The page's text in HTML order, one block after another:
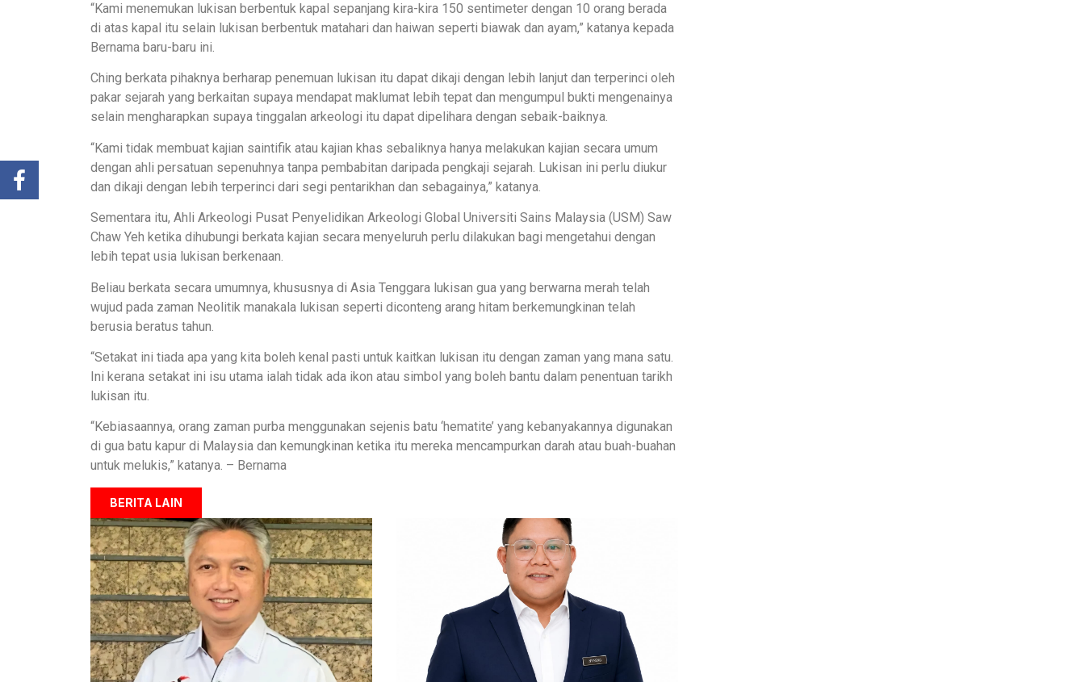
“Kami menemukan lukisan berbentuk kapal sepanjang kira-kira 150 sentimeter dengan 10 orang berada
di atas kapal itu selain lukisan berbentuk matahari dan haiwan seperti biawak dan ayam,” katanya kepada
Bernama baru-baru ini.
Ching berkata pihaknya berharap penemuan lukisan itu dapat dikaji dengan lebih lanjut dan terperinci oleh
pakar sejarah yang berkaitan supaya mendapat maklumat lebih tepat dan mengumpul bukti mengenainya
selain mengharapkan supaya tinggalan arkeologi itu dapat dipelihara dengan sebaik-baiknya.
“Kami tidak membuat kajian saintifik atau kajian khas sebaliknya hanya melakukan kajian secara umum
dengan ahli persatuan sepenuhnya tanpa pembabitan daripada pengkaji sejarah. Lukisan ini perlu diukur
dan dikaji dengan lebih terperinci dari segi pentarikhan dan sebagainya,” katanya.
Sementara itu, Ahli Arkeologi Pusat Penyelidikan Arkeologi Global Universiti Sains Malaysia (USM) Saw
Chaw Yeh ketika dihubungi berkata kajian secara menyeluruh perlu dilakukan bagi mengetahui dengan
lebih tepat usia lukisan berkenaan.
Beliau berkata secara umumnya, khususnya di Asia Tenggara lukisan gua yang berwarna merah telah
wujud pada zaman Neolitik manakala lukisan seperti diconteng arang hitam berkemungkinan telah
berusia beratus tahun.
“Setakat ini tiada apa yang kita boleh kenal pasti untuk kaitkan lukisan itu dengan zaman yang mana satu.
Ini kerana setakat ini isu utama ialah tidak ada ikon atau simbol yang boleh bantu dalam penentuan tarikh
lukisan itu.
“Kebiasaannya, orang zaman purba menggunakan sejenis batu ‘hematite’ yang kebanyakannya digunakan
di gua batu kapur di Malaysia dan kemungkinan ketika itu mereka mencampurkan darah atau buah-buahan
untuk melukis,” katanya. – Bernama
BERITA LAIN